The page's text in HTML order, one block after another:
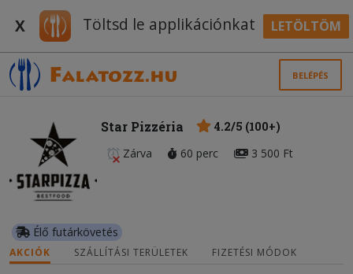
X Töltsd le applikációnkat LETÖLTÖM
BELÉPÉS
Star Pizzéria
4.2/5 (100+)
Zárva
60 perc 3 500 Ft
Élő futárkövetés
AKCIÓK SZÁLLÍTÁSI TERÜLETEK FIZETÉSI MÓDOK